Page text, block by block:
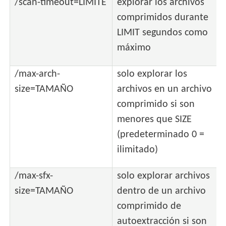
/scan-timeout=LÍMITE
explorar los archivos
comprimidos durante
LIMIT segundos como
máximo
/max-arch-
size=TAMAÑO
solo explorar los
archivos en un archivo
comprimido si son
menores que SIZE
(predeterminado 0 =
ilimitado)
/max-sfx-
size=TAMAÑO
solo explorar archivos
dentro de un archivo
comprimido de
autoextracción si son